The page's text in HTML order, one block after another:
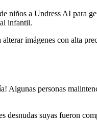
niños a Undress AI para
infantil.
imágenes con alta
Algunas personas
desnudas suyas fueron